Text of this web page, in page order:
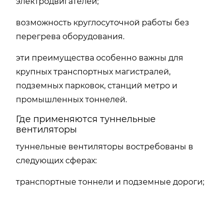
возможность круглосуточной работы без
перегрева оборудования.
эти преимущества особенно важны для
крупных транспортных магистралей,
подземных парковок, станций метро и
промышленных тоннелей.
Где применяются туннельные
вентиляторы
туннельные вентиляторы востребованы в
следующих сферах:
транспортные тоннели и подземные дороги;